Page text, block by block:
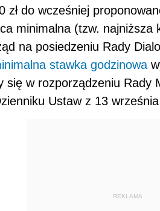
zł do wcześniej
minimalna (tzw. najniższa
na posiedzeniu Rady
stawka godzinowa
się w rozporządzeniu
Ustaw z 13
REKLAMA